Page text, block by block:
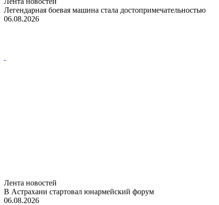
Легендарная боевая машина стала достопримечательностью
06.08.2026
Лента новостей
В Астрахани стартовал юнармейский форум
06.08.2026